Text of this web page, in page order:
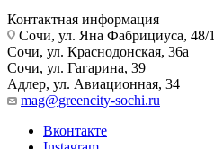
Контактная информация
Сочи, ул. Яна Фабрициуса, 48/1
Сочи, ул. Краснодонская, 36а
Сочи, ул. Гагарина, 39
Адлер, ул. Авиационная, 34
mag@greencity-sochi.ru
Вконтакте